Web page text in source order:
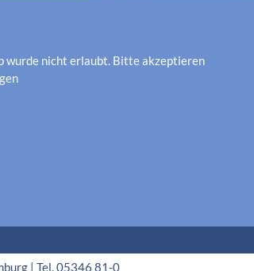
wurde nicht erlaubt. Bitte akzeptieren
| Tel. 05346 81-0